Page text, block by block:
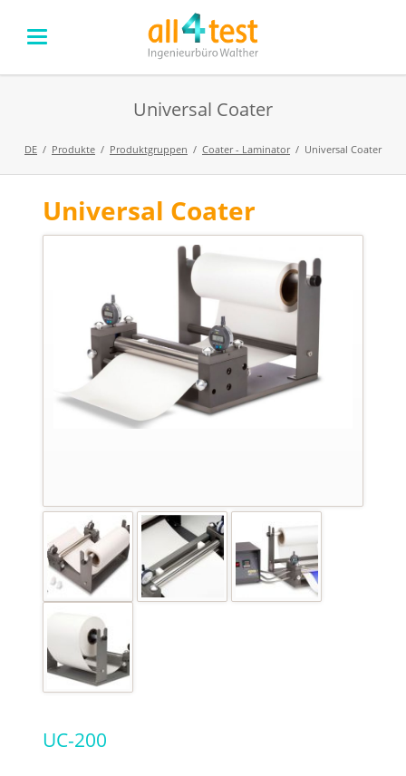
Universal Coater
DE Produkte Produktgruppen Coater - Laminator Universal Coater
Navigation
überspringen
Universal Coater
UC-200